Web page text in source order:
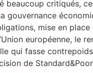
critiqués,
gouvernance
mise en
européenne,
qui fasse
de